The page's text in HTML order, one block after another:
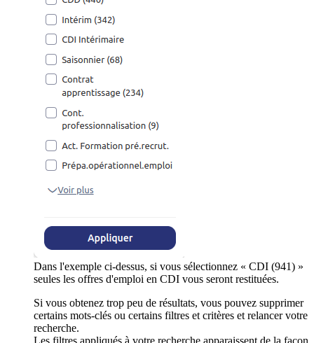
Dans l'exemple ci-dessus, si vous sélectionnez « CDI (941) »
seules les offres d'emploi en CDI vous seront restituées.
Si vous obtenez trop peu de résultats, vous pouvez supprimer
certains mots-clés ou certains filtres et critères et relancer votre
recherche.
Les filtres appliqués à votre recherche apparaissent de la façon